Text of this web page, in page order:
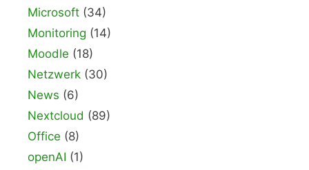
Microsoft (34)
Monitoring (14)
Moodle (18)
Netzwerk (30)
News (6)
Nextcloud (89)
Office (8)
openAI (1)